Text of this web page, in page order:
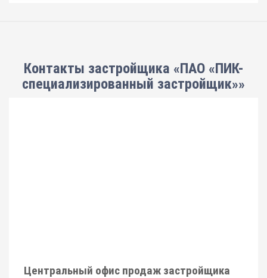
Контакты застройщика «ПАО «ПИК-
специализированный застройщик»»
Центральный офис продаж застройщика